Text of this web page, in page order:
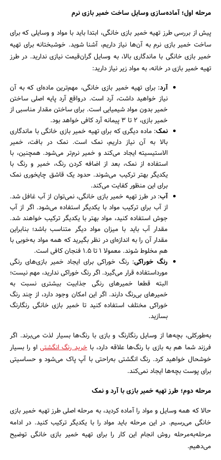
جستجو
مرحله اول؛ آماده‌سازی وسایل ساخت خمیر بازی نرم
پیش از بررسی طرز تهیه خمیر بازی خانگی، ابتدا باید با مواد و وسایلی که برای
ساخت خمیر بازی نرم به آن‌ها نیاز داریم، آشنا شوید. خوشبختانه برای تهیه
خمیر بازی خانگی با ماندگاری بالا، به وسایل گران‌قیمت نیازی ندارید. در طرز
تهیه خمیر بازی در خانه، به مواد زیر نیاز دارید:
آرد: برای تهیه خمیر بازی خانگی، مهم‌ترین ماده‌ای که به آن
نیاز خواهید داشت، آرد است. درواقع آرد پایه اصلی ساختن
خمیر بدون مواد شیمیایی است. برای ساختن مقدار مناسبی از
خمیر بازی، ۲ تا ۳ پیمانه آرد کافی خواهد بود.
نمک: ماده دیگری که برای تهیه خمیر بازی خانگی با ماندگاری
بالا به آن نیاز داریم، نمک است. نمک در بافت، خمیر
الاستیسیته ایجاد می‌کند و خمیر نرم‌تر می‌شود. همچنین، با
استفاده از نمک، بعد از اضافه کردن رنگ، خمیر و رنگ با
یکدیگر بهتر ترکیب می‌شوند. حدود یک قاشق چایخوری نمک
برای این منظور کفایت می‌کند.
آب: در طرز تهیه خمیر بازی خانگی، نمی‌توان از آب غافل شد.
از آب برای ترکیب مواد با یکدیگر استفاده می‌شود. اگر از آب
جوش استفاده کنید، مواد بهتر با یکدیگر ترکیب خواهند شد.
مقدار آب باید با میزان مواد دیگر متناسب باشد؛ بنابراین
مقدار آن را به اندازه‌ای در نظر بگیرید که همه مواد به‌خوبی با
هم مخلوط شوند. معمولا ۱ تا ۱.۵ فنجان کافی است.
رنگ خوراکی: رنگ خوراکی برای ایجاد خمیر بازی‌های رنگی
مورداستفاده قرار می‌گیرد. اگر رنگ خوراکی ندارید، مهم نیست؛
البته قطعا خمیرهای رنگی جذابیت بیشتری نسبت به
خمیرهای بی‌رنگ دارند. اگر این امکان وجود دارد، از چند رنگ
خوراکی مختلف استفاده کنید تا خمیر بازی خانگی رنگارنگ
بسازید.
به‌طورکلی، بچه‌ها از وسایل رنگارنگ و بازی با رنگ‌ها بسیار لذت می‌برند. اگر
فرزند شما هم به بازی با رنگ‌ها علاقه دارد، باخرید رنگ انگشتی او را بسیار
خوشحال خواهید کرد. رنگ انگشتی به‌راحتی با آپ پاک می‌شود و حساسیتی
برای پوست بچه‌ها ایجاد نمی‌کند.
مرحله دوم؛ طرز تهیه خمیر بازی با آرد و نمک
حالا که همه وسایل و مواد را آماده کردید، به مرحله اصلی طرز تهیه خمیر بازی
خانگی می‌رسیم. در این مرحله باید مواد را با یکدیگر ترکیب کنید. در ادامه
مرحله‌به‌مرحله روش انجام این کار را برای تهیه خمیر بازی خانگی توضیح
می‌دهیم.